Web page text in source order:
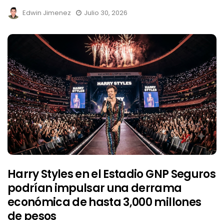
Edwin Jimenez Julio 30, 2026
Harry Styles en el Estadio GNP Seguros
podrían impulsar una derrama
económica de hasta 3,000 millones
de pesos